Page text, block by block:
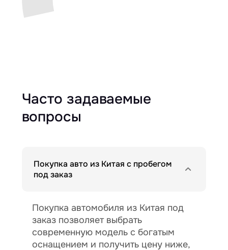
Часто задаваемые
вопросы
Покупка авто из Китая с пробегом
под заказ
Покупка автомобиля из Китая под
заказ позволяет выбрать
современную модель с богатым
оснащением и получить цену ниже,